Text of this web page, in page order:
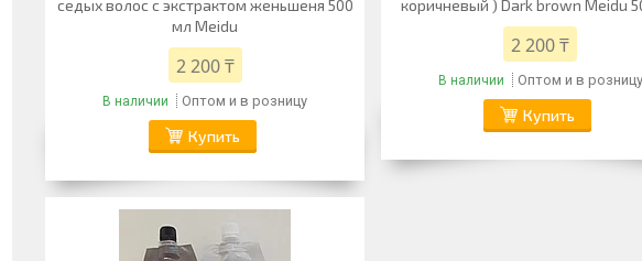
седых волос с экстрактом женьшеня 500
мл Meidu
2 200 ₸
В наличии Оптом и в розницу
Купить
коричневый ) Dark brown Meidu
2 200 ₸
В наличии Оптом и в розницу
Купить